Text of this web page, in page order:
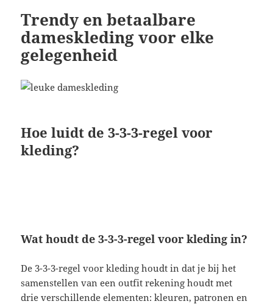
Trendy en betaalbare
dameskleding voor elke
gelegenheid
Hoe luidt de 3-3-3-regel voor
kleding?
Wat houdt de 3-3-3-regel voor kleding in?
De 3-3-3-regel voor kleding houdt in dat je bij het
samenstellen van een outfit rekening houdt met
drie verschillende elementen: kleuren, patronen en